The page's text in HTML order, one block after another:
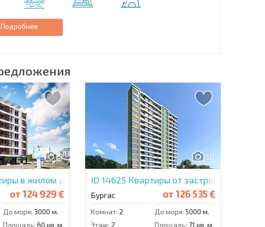
Отправить сообщение
Подробнее
3
в жилом доме в Бургасе
от124 929 €
До моря: 3000 м.
Площадь: 60 кв. м.
10
ID 14625 Квартиры от застройщика в
Бургас от126 535 €
Комнат: 2 До моря: 5000 м.
Этаж: 2 Площадь: 71 кв. м.